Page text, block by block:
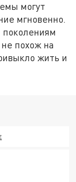
могут
мгновенно.
похож на
жить и